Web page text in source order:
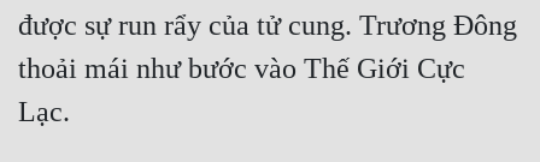
được sự run rẩy của tử cung. Trương Đông
thoải mái như bước vào Thế Giới Cực